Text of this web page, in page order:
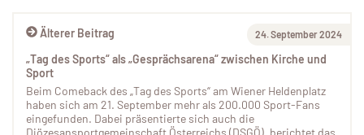
Älterer Beitrag 24. September 2024
„Tag des Sports“ als „Gesprächsarena“ zwischen Kirche und
Sport
Beim Comeback des „Tag des Sports“ am Wiener Heldenplatz
haben sich am 21. September mehr als 200.000 Sport-Fans
eingefunden. Dabei präsentierte sich auch die
Diözesansportgemeinschaft Österreichs (DSGÖ), berichtet das